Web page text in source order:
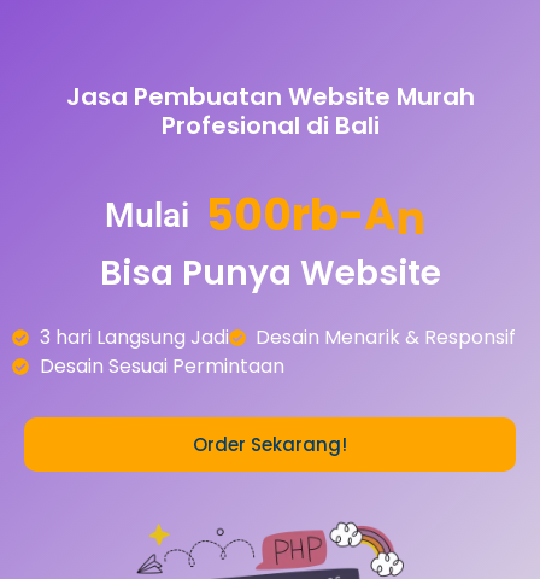
Jasa Pembuatan Website Murah
Profesional di Bali
Mulai 500rb-An
Bisa Punya Website
3 hari Langsung Jadi
Desain Menarik & Responsif
Desain Sesuai Permintaan
Order Sekarang!